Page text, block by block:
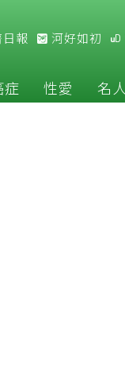
報 河好如初
症 性愛 名人